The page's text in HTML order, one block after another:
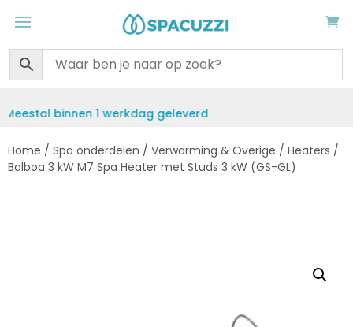
Gratis verzending vanaf €50
Home / Spa onderdelen / Verwarming & Overige / Heaters /
Balboa 3 kW M7 Spa Heater met Studs 3 kW (GS-GL)